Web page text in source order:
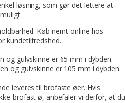
løsning, som gør det lettere at
Køb nemt online hos
kundetilfredshed.
og gulvskinne er 65 mm i dybden.
og gulvskinne er 105 mm i dybden.
leveres til brofaste øer. Hvis
brofast ø, anbefaler vi derfor, at du